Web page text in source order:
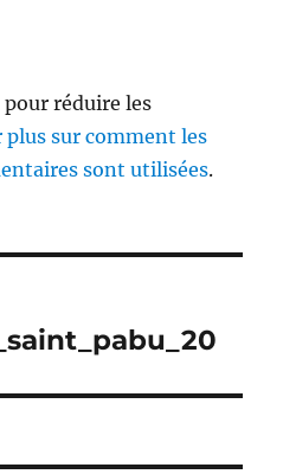
réduire les
plus sur comment les
sont utilisées.